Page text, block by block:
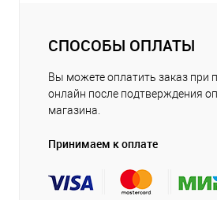
СПОСОБЫ ОПЛАТЫ
Вы можете оплатить заказ при
онлайн после подтверждения
магазина.
Принимаем к оплате